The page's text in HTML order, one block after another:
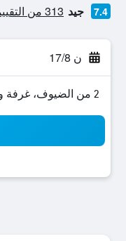
7.4 جيد 313 من التقييمات تم التحقق منها
ن 17/8
2 من الضيوف، غرفة واحدة